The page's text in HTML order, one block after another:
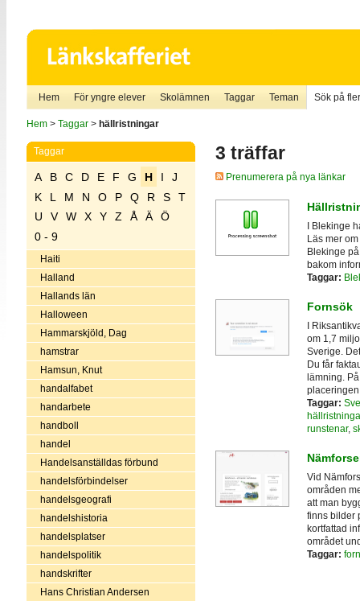
Hem För yngre elever Skolämnen Taggar Teman Sök på
Hem> Taggar> hällristningar
Taggar
A B C D E F G H I
J
K
L M N O P Q R S
T
U
V W X Y Z Å Ä
Ö
0 - 9
Haiti
Halland
Hallands län
Halloween
Hammarskjöld, Dag
hamstrar
Hamsun, Knut
handalfabet
handarbete
handboll
handel
Handelsanställdas förbund
handelsförbindelser
handelsgeografi
handelshistoria
handelsplatser
handelspolitik
handskrifter
Hans Christian Andersen
3 träffar
Prenumerera på nya länkar
I Blekinge
Läs mer
Blekinge
bakom
Taggar:
Fornsök
I
om 1,7
Sverige.
Du får
lämning.
Taggar:
runstenar,
Vid
områden
att man
finns bilder
kortfattad
området
Taggar: